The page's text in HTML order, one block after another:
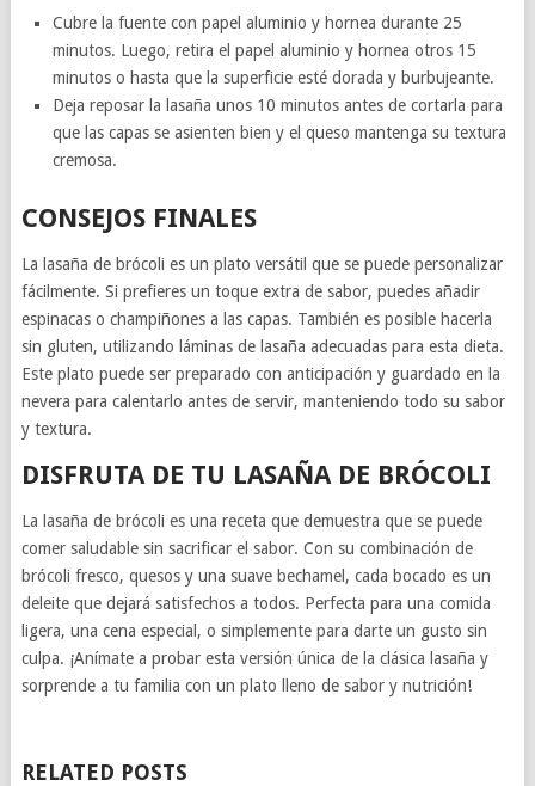
Cubre la fuente con papel aluminio y hornea durante 25
minutos. Luego, retira el papel aluminio y hornea otros 15
minutos o hasta que la superficie esté dorada y burbujeante.
Deja reposar la lasaña unos 10 minutos antes de cortarla para
que las capas se asienten bien y el queso mantenga su textura
cremosa.
CONSEJOS FINALES
La lasaña de brócoli es un plato versátil que se puede personalizar
fácilmente. Si prefieres un toque extra de sabor, puedes añadir
espinacas o champiñones a las capas. También es posible hacerla
sin gluten, utilizando láminas de lasaña adecuadas para esta dieta.
Este plato puede ser preparado con anticipación y guardado en la
nevera para calentarlo antes de servir, manteniendo todo su sabor
y textura.
DISFRUTA DE TU LASAÑA DE BRÓCOLI
La lasaña de brócoli es una receta que demuestra que se puede
comer saludable sin sacrificar el sabor. Con su combinación de
brócoli fresco, quesos y una suave bechamel, cada bocado es un
deleite que dejará satisfechos a todos. Perfecta para una comida
ligera, una cena especial, o simplemente para darte un gusto sin
culpa. ¡Anímate a probar esta versión única de la clásica lasaña y
sorprende a tu familia con un plato lleno de sabor y nutrición!
RELATED POSTS